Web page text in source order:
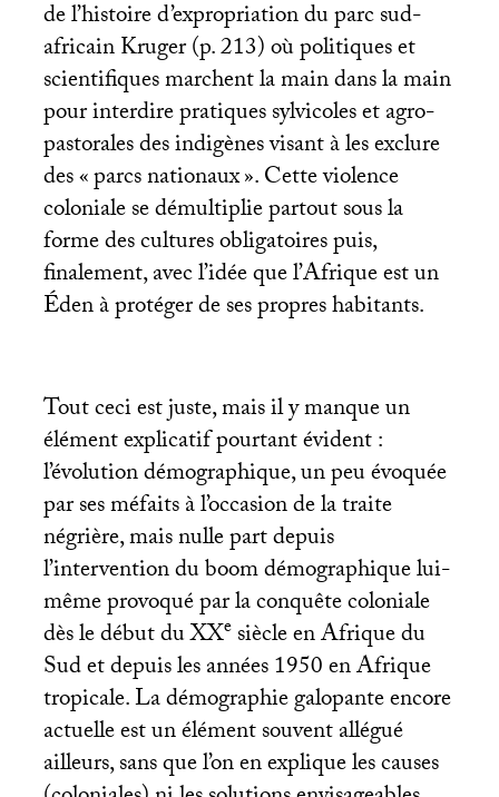
de l’histoire d’expropriation du parc sud-
africain Kruger (p. 213) où politiques et
scientifiques marchent la main dans la main
pour interdire pratiques sylvicoles et agro-
pastorales des indigènes visant à les exclure
des «parcs nationaux». Cette violence
coloniale se démultiplie partout sous la
forme des cultures obligatoires puis,
finalement, avec l’idée que l’Afrique est un
Éden à protéger de ses propres habitants.
Tout ceci est juste, mais il y manque un
élément explicatif pourtant évident :
l’évolution démographique, un peu évoquée
par ses méfaits à l’occasion de la traite
négrière, mais nulle part depuis
l’intervention du boom démographique lui-
même provoqué par la conquête coloniale
dès le début duXXesiècle en Afrique du
Sud et depuis les années 1950 en Afrique
tropicale. La démographie galopante encore
actuelle est un élément souvent allégué
ailleurs, sans que l’on en explique les causes